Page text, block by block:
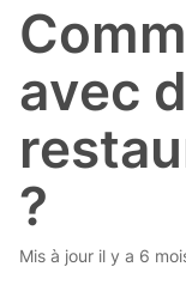
avec
?
Mis à jour il y a 6